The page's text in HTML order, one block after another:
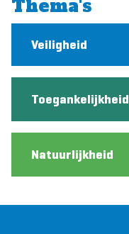
Thema's
Veiligheid
Toegankelijkheid
Natuurlijkheid